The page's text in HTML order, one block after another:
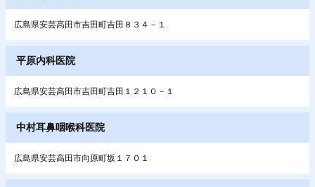
広島県安芸高田市吉田町吉田８３４－１
平原内科医院
広島県安芸高田市吉田町吉田１２１０－１
中村耳鼻咽喉科医院
広島県安芸高田市向原町坂１７０１